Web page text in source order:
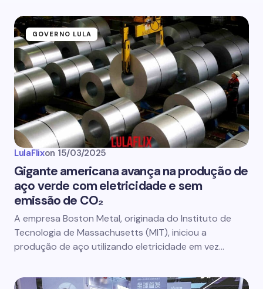
GOVERNO LULA
LulaFlixon 15/03/2025
Gigante americana avança na produção de
aço verde com eletricidade e sem
emissão de CO₂
A empresa Boston Metal, originada do Instituto de
Tecnologia de Massachusetts (MIT), iniciou a
produção de aço utilizando eletricidade em vez…